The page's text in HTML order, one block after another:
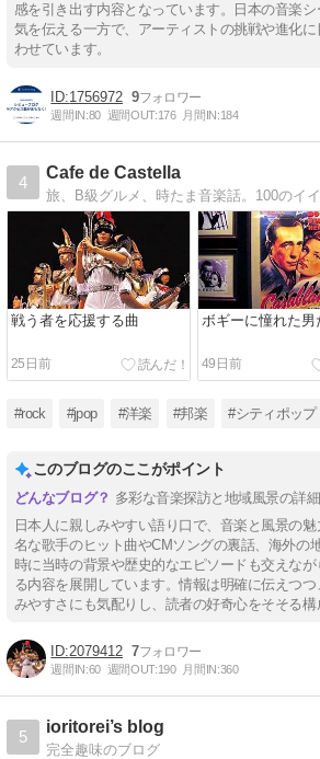
感を引き出す内容となっています。日本の音楽
気を伝える一方で、アーティストの挑戦や進化
わせています。
1756972 9
週間IN:80 週間OUT:176 月間IN:184
4
Cafe de Castella
戦う者を応援する曲
25日前
ボギーに憧れた男
49日前
#rock #jpop #洋楽 #邦楽 #シティポップ
このブログのここがポイント
多彩な音楽探訪と地域風景の詳
日本人に親しみやすい語り口で、音楽と風景の
名な歌手のヒット曲やCMソングの裏話、海外の
時に当時の背景や歴史的なエピソードも交えな
る内容を展開しています。情報は明確に伝えつ
みやすさにも気配りし、読者の好奇心をそそる構
2079412 7
週間IN:60 週間OUT:190 月間IN:360
5
ioritorei’s blog
完全趣味のブログ